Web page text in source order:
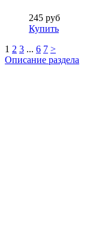
245 руб
Купить
1 2 3 ... 6 7 >
Описание раздела